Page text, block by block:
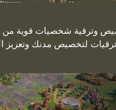
وترقية شخصيات قوية
لتخصيص مدنك وتعزيز